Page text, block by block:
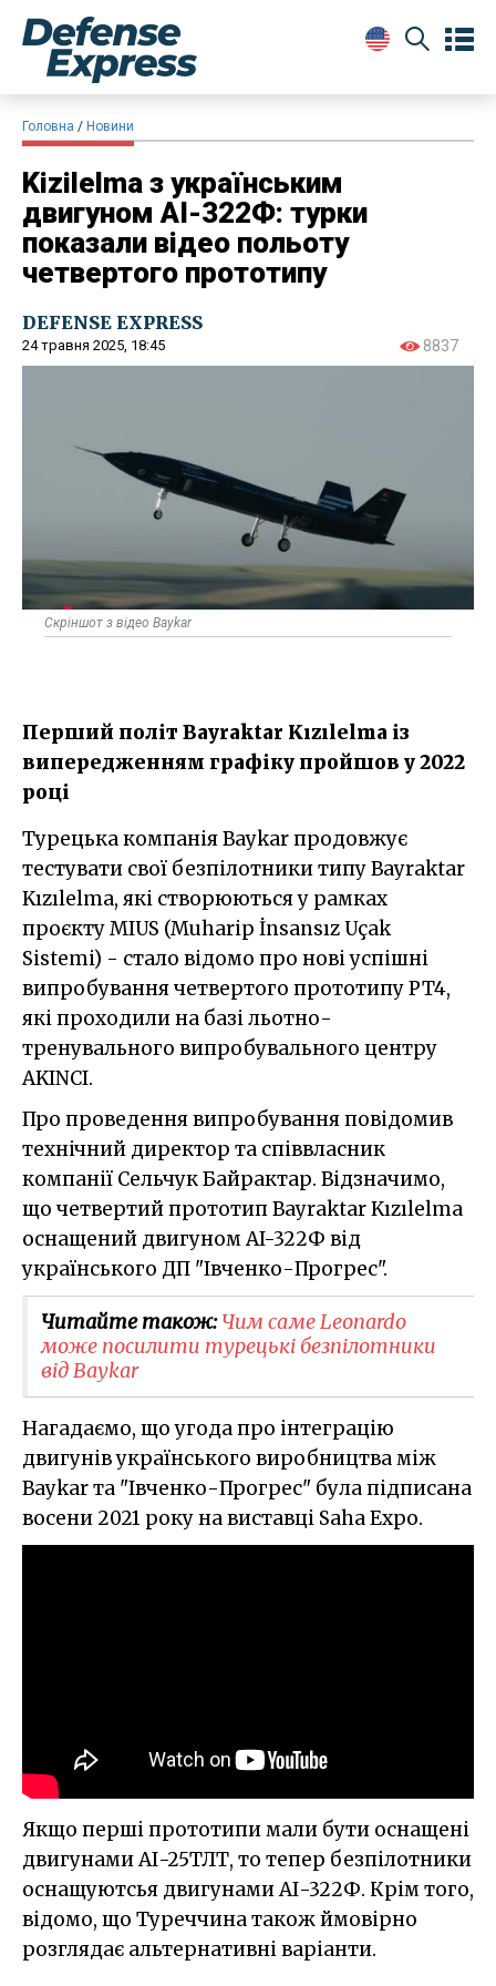
Головна Новини
Kizilelma з українським
двигуном АI-322Ф: турки
показали відео польоту
четвертого прототипу
DEFENSE EXPRESS
24 травня 2025, 18:45 8837
Скріншот з відео Baykar
Перший політ Bayraktar Kızılelma із
випередженням графіку пройшов у 2022
році
Турецька компанія Baykar продовжує
тестувати свої безпілотники типу Bayraktar
Kızılelma, які створюються у рамках
проєкту MIUS (Muharip İnsansız Uçak
Sistemi) - стало відомо про нові успішні
випробування четвертого прототипу PT4,
які проходили на базі льотно-
тренувального випробувального центру
AKINCI.
Про проведення випробування повідомив
технічний директор та співвласник
компанії Сельчук Байрактар. Відзначимо,
що четвертий прототип Bayraktar Kızılelma
оснащений двигуном АI-322Ф від
українського ДП "Івченко-Прогрес".
Читайте також:Чим саме Leonardo
може посилити турецькі безпілотники
від Baykar
Нагадаємо, що угода про інтеграцію
двигунів українського виробництва між
Baykar та "Івченко-Прогрес" була підписана
восени 2021 року на виставці Saha Expo.
Якщо перші прототипи мали бути оснащені
двигунами АІ-25ТЛТ, то тепер безпілотники
оснащуютсья двигунами АІ-322Ф. Крім того,
відомо, що Туреччина також ймовірно
розглядає альтернативні варіанти.